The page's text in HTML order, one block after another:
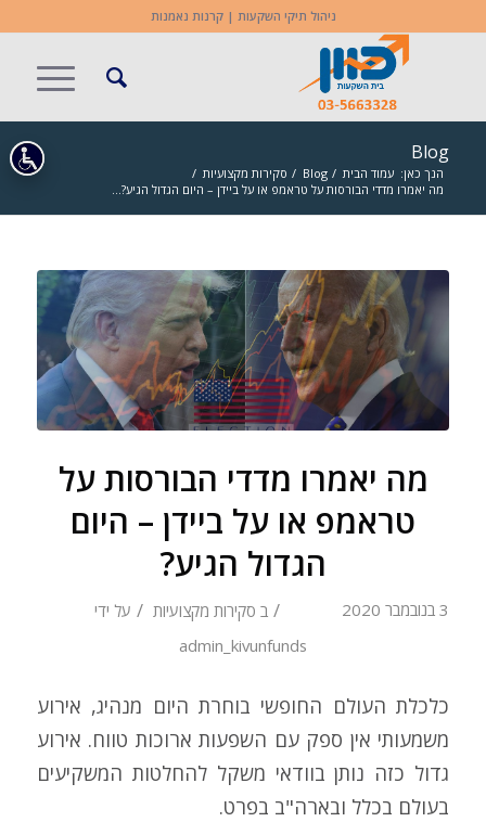
ניהול תיקי השקעות | קרנות נאמנות
Blog
הנך כאן: עמוד הבית /
Blog
/ סקירות מקצועיות /
מה יאמרו מדדי הבורסות על טראמפ או על ביידן – היום הגדול הגיע?...
מה יאמרו מדדי הבורסות על
טראמפ או על ביידן – היום
הגדול הגיע?
3 בנובמבר 2020 / ב סקירות מקצועיות / על ידי
admin_kivunfunds
כלכלת העולם החופשי בוחרת היום מנהיג, אירוע
משמעותי אין ספק עם השפעות ארוכות טווח. אירוע
גדול כזה נותן בוודאי משקל להחלטות המשקיעים
בעולם בכלל ובארה"ב בפרט.